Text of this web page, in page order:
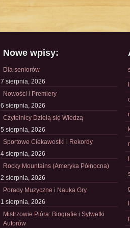
Nowe wpisy:
Dla seniorów
7 sierpnia, 2026
Nowości i Premiery
6 sierpnia, 2026
Czytelnicy Dzielą się Wiedzą
5 sierpnia, 2026
Sportowe Ciekawostki i Rekordy
4 sierpnia, 2026
Rocky Mountains (Ameryka Północna)
2 sierpnia, 2026
Porady Muzyczne i Nauka Gry
1 sierpnia, 2026
Mistrzowie Pióra: Biografie i Sylwetki
Autorów